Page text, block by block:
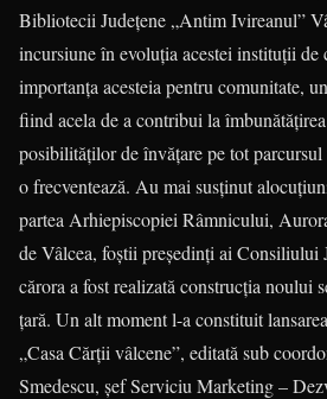
Bibliotecii Județene „Antim Ivireanul”
incursiune în evoluția acestei instituții
importanța acesteia pentru comunitate,
fiind acela de a contribui la
posibilităţilor de învăţare pe tot
o frecventează. Au mai susținut
partea Arhiepiscopiei Râmnicului,
de Vâlcea, foștii președinți ai Consiliului
cărora a fost realizată construcția noului
țară. Un alt moment l-a constituit
„Casa Cărții vâlcene”, editată sub
Smedescu, șef Serviciu Marketing –